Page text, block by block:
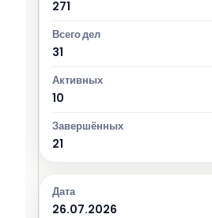
271
31
10
21
26.07.2026